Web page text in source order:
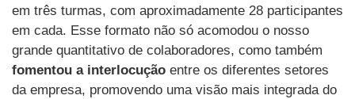
em três turmas, com aproximadamente 28 participantes
em cada. Esse formato não só acomodou o nosso
grande quantitativo de colaboradores, como também
fomentou a interlocução entre os diferentes setores
da empresa, promovendo uma visão mais integrada do